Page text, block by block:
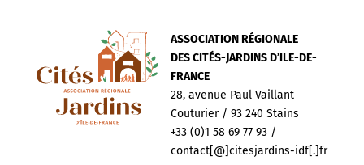
ASSOCIATION RÉGIONALE
DES CITÉS-JARDINS D’ILE-DE-
FRANCE
28, avenue Paul Vaillant
Couturier / 93 240 Stains
+33 (0)1 58 69 77 93 /
contact[@]citesjardins-idf[.]fr